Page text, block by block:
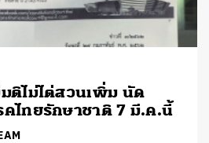
ติไม่ไต่สวนเพิ่ม นัด
ไทยรักษาชาติ 7 มี.ค.นี้